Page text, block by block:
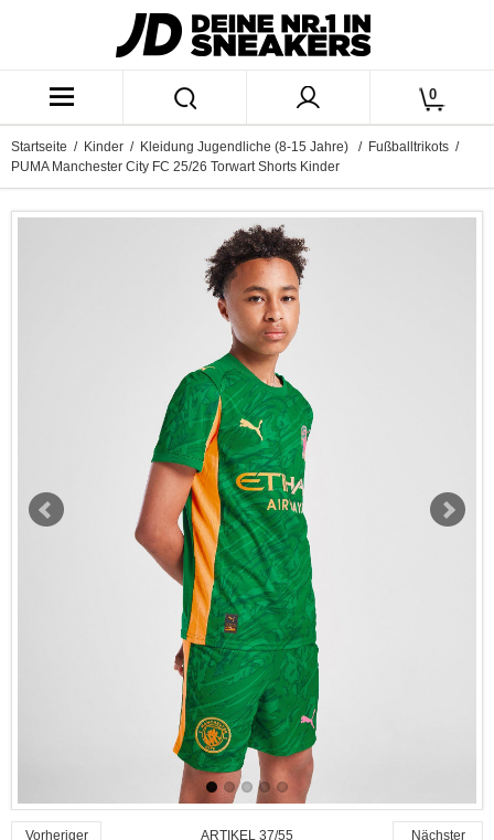
0
Startseite / Kinder / Kleidung Jugendliche (8-15 Jahre) / Fußballtrikots /
PUMA Manchester City FC 25/26 Torwart Shorts Kinder
Vorheriger ARTIKEL 37/55 Nächster